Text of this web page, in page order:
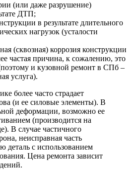
(или даже разрушение)
ДТП;
в результате длительного
нагрузок (усталости
(сквозная) коррозия конструкции
частая причина, к сожалению, это
и кузовной ремонт в СПб –
услуга).
более часто страдает
(и ее силовые элементы). В
деформации, возможно ее
(производится на
В случае частичного
неисправная часть
деталь с использованием
Цена ремонта зависит